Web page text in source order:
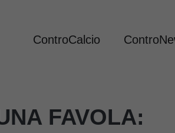
ControCalcio
FAVOLA: